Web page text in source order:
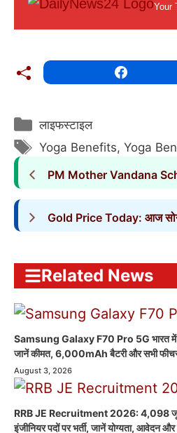
Your
Categories
लाइफस्टाइल
Tags
Yoga Benefits, Yoga
PM Mother Vandana
Gold Price Today: आज सोना
Related News
Samsung Galaxy F70 Pro 5G भारत में
जानें कीमत, 6,000mAh बैटरी और सभी
August 3, 2026
RRB JE Recruitment 2026: 4,098
इंजीनियर पदों पर भर्ती, जानें योग्यता, आवेदन